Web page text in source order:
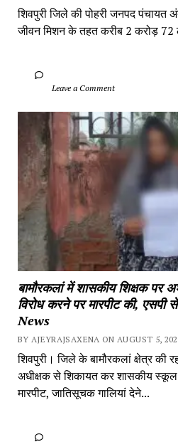
शिवपुरी जिले की पोहरी जनपद पंचायत
जीवन मिशन के तहत करीब 2 करोड़
		Leave a Comment
बामौरकलां में शासकीय शिक्षक पर
विरोध करने पर मारपीट की,
News
BY AJEYRAJSAXENA ON AUGUST 5,
शिवपुरी। जिले के बामौरकलां क्षेत्र की
अधीक्षक से शिकायत कर शासकीय
मारपीट, जातिसूचक गालियां देने...